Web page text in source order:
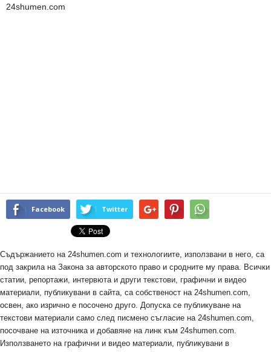
24shumen.com
Facebook Twitter
Съдържанието на 24shumen.com и технологиите, използвани в него, са
под закрила на Закона за авторското право и сродните му права. Всички
статии, репортажи, интервюта и други текстови, графични и видео
материали, публикувани в сайта, са собственост на 24shumen.com,
освен, ако изрично е посочено друго. Допуска се публикуване на
текстови материали само след писмено съгласие на 24shumen.com,
посочване на източника и добавяне на линк към 24shumen.com.
Използването на графични и видео материали, публикувани в